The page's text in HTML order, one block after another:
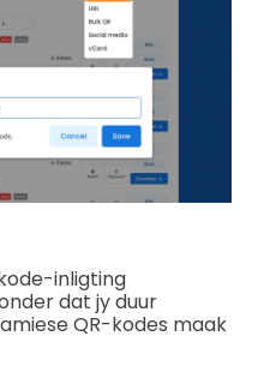
inligting
dat jy duur
QR-kodes maak